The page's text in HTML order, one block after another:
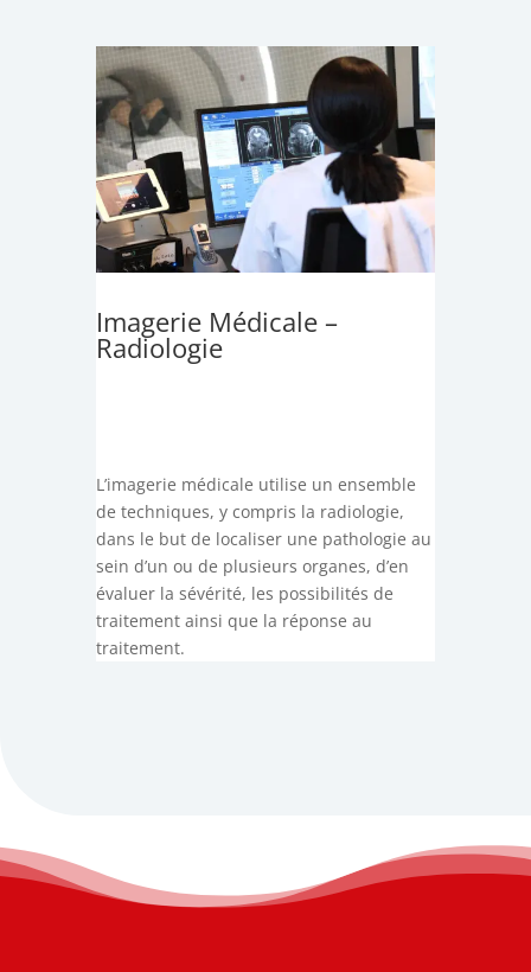
Imagerie Médicale –
Radiologie
L’imagerie médicale utilise un ensemble
de techniques, y compris la radiologie,
dans le but de localiser une pathologie au
sein d’un ou de plusieurs organes, d’en
évaluer la sévérité, les possibilités de
traitement ainsi que la réponse au
traitement.